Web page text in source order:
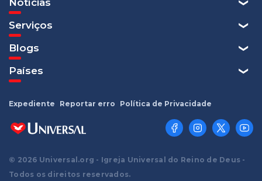
Notícias
Serviços
Blogs
Países
© 2026 Universal.org - Igreja Universal do Reino de Deus -
Todos os direitos reservados.
Expediente Reportar erro Política de Privacidade